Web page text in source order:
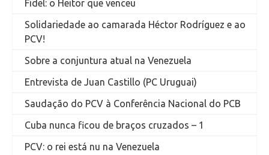
Fidel: o Heitor que venceu
Solidariedade ao camarada Héctor Rodríguez e ao
PCV!
Sobre a conjuntura atual na Venezuela
Entrevista de Juan Castillo (PC Uruguai)
Saudação do PCV à Conferência Nacional do PCB
Cuba nunca ficou de braços cruzados – 1
PCV: o rei está nu na Venezuela